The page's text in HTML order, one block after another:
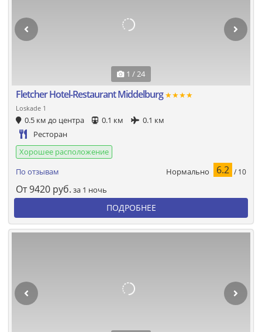
1 / 24
Fletcher Hotel-Restaurant Middelburg★★★★
Loskade 1
0.5 км до центра 0.1 км
0.1 км
Ресторан
Хорошее расположение
По отзывам
Нормально 6.2 / 10
От9420 руб. за 1 ночь
ПОДРОБНЕЕ